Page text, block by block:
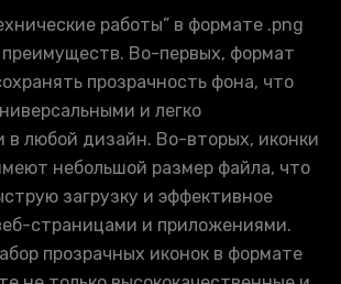
работы” в формате .png
Во-первых, формат
прозрачность фона, что
и легко
в любой дизайн. Во-вторых, иконки
небольшой размер файла, что
загрузку и эффективное
страницами и приложениями.
прозрачных иконок в формате